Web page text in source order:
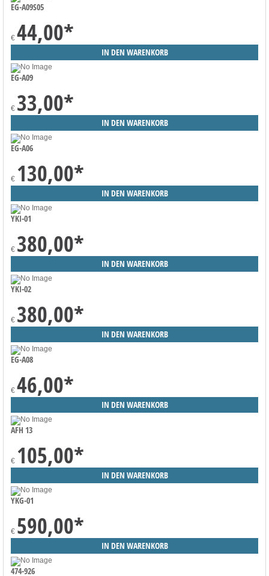
EG-A09S05
€ 44,00*
EG-A09
€ 33,00*
EG-A06
€ 130,00*
YKI-01
€ 380,00*
YKI-02
€ 380,00*
EG-A08
€ 46,00*
AFH 13
€ 105,00*
YKG-01
€ 590,00*
474-926